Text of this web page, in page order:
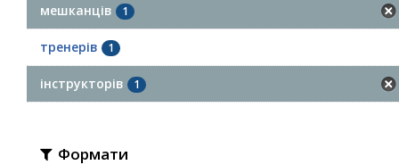
мешканців 1
тренерів 1
інструкторів 1
Формати